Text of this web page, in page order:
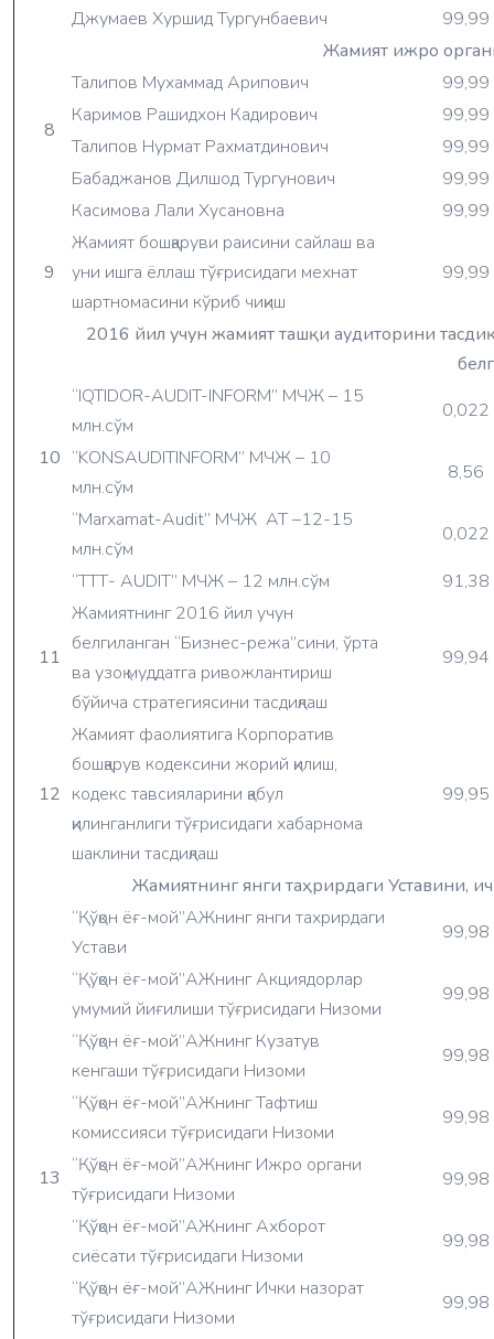
Джумаев Хуршид Тургунбаевич
99,99
8
Жамият ижро
Талипов Мухаммад Арипович
99,99
Каримов Рашидхон Кадирович
99,99
Талипов Нурмат Рахматдинович
99,99
Бабаджанов Дилшод Тургунович
99,99
Касимова Лали Хусановна
99,99
9
Жамият бошқаруви раисини сайлаш ва
уни ишга ёллаш тўғрисидаги мехнат
шартномасини кўриб чиқиш
99,99
10
2016 йил учун жамият ташқи аудиторини
“IQTIDOR-AUDIT-INFORM” МЧЖ – 15
млн.сўм
0,022
“KONSAUDITINFORM” МЧЖ – 10
млн.сўм
8,56
“Marxamat-Audit” МЧЖ АТ –12-15
млн.сўм
0,022
“ТTТ- AUDIT” МЧЖ – 12 млн.сўм
91,38
11
Жамиятнинг 2016 йил учун
белгиланган “Бизнес-режа”сини, ўрта
ва узоқ муддатга ривожлантириш
бўйича стратегиясини тасдиқлаш
99,94
12
Жамият фаолиятига Корпоратив
бошқарув кодексини жорий қилиш,
кодекс тавсияларини қабул
қилинганлиги тўғрисидаги хабарнома
шаклини тасдиқлаш
99,95
13
Жамиятнинг янги таҳрирдаги Уставини,
“Қўқон ёғ-мой”АЖнинг янги тахрирдаги
Устави
99,98
“Қўқон ёғ-мой”АЖнинг Акциядорлар
умумий йиғилиши тўғрисидаги Низоми
99,98
“Қўқон ёғ-мой”АЖнинг Кузатув
кенгаши тўғрисидаги Низоми
99,98
“Қўқон ёғ-мой”АЖнинг Тафтиш
комиссияси тўғрисидаги Низоми
99,98
“Қўқон ёғ-мой”АЖнинг Ижро органи
тўғрисидаги Низоми
99,98
“Қўқон ёғ-мой”АЖнинг Ахборот
сиёсати тўғрисидаги Низоми
99,98
“Қўқон ёғ-мой”АЖнинг Ички назорат
тўғрисидаги Низоми
99,98